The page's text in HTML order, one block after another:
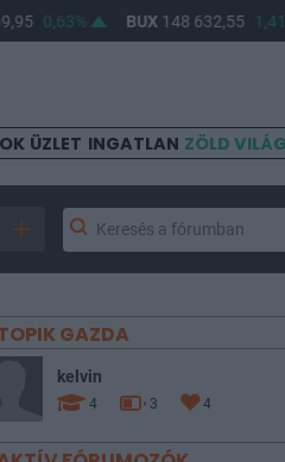
0,63% BUX 148 632,55 1,41%
ÜZLET INGATLAN ZÖLD VILÁG
GAZDA
kelvin
4 3 4